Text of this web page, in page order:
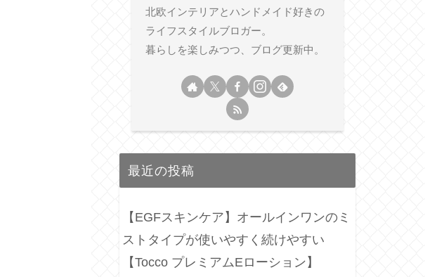
北欧インテリアとハンドメイド好きの
ライフスタイルブロガー。
暮らしを楽しみつつ、ブログ更新中。
最近の投稿
【EGFスキンケア】オールインワンのミ
ストタイプが使いやすく続けやすい
【Tocco プレミアムEローション】